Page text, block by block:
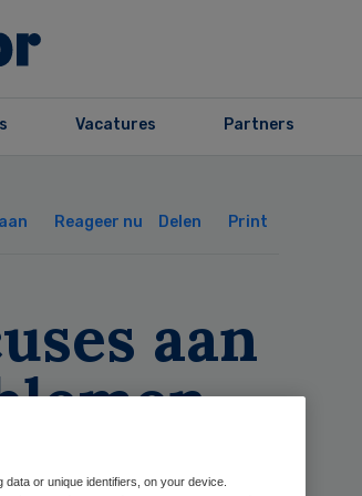
Vacatures Partners
Reageer nu Delen Print
aan
or unique identifiers, on your device.